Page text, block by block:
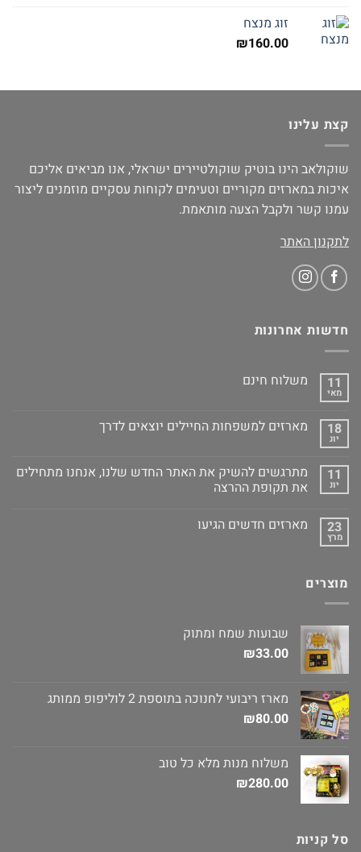
זוג מנצח
₪160.00
קצת עלינו
שוקולאב הינו בוטיק שוקולטיירים ישראלי, אנו מביאים אליכם
איכות במארזים מקוריים וטעימים לקוחות עסקיים מוזמנים ליצור
עמנו קשר ולקבל הצעה מותאמת.
לתקנון האתר
חדשות אחרונות
11
מאי
משלוח חינם
18
יונ
מארזים למשפחות החיילים יוצאים לדרך
11
יונ
מתרגשים להשיק את האתר החדש שלנו, אנחנו מתחילים
את תקופת ההרצה
23
מרץ
מארזים חדשים הגיעו
מוצרים
שבועות שמח ומתוק
₪33.00
מארז ריבועי לחנוכה בתוספת 2 לוליפופ ממותג
₪80.00
משלוח מנות מלא כל טוב
₪280.00
סל קניות